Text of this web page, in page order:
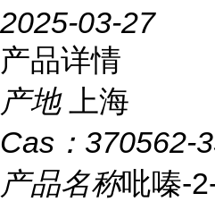
2025-03-27
产品详情
产地
上海
Cas： 370562-
产品名称吡嗪-